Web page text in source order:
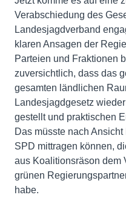
Verabschiedung des
Landesjagdverband
klaren Ansagen der
Parteien und Fraktionen
zuversichtlich, dass das
gesamten ländlichen
Landesjagdgesetz
gestellt und praktischen
Das müsste nach
SPD mittragen können,
aus Koalitionsräson dem
grünen
habe.